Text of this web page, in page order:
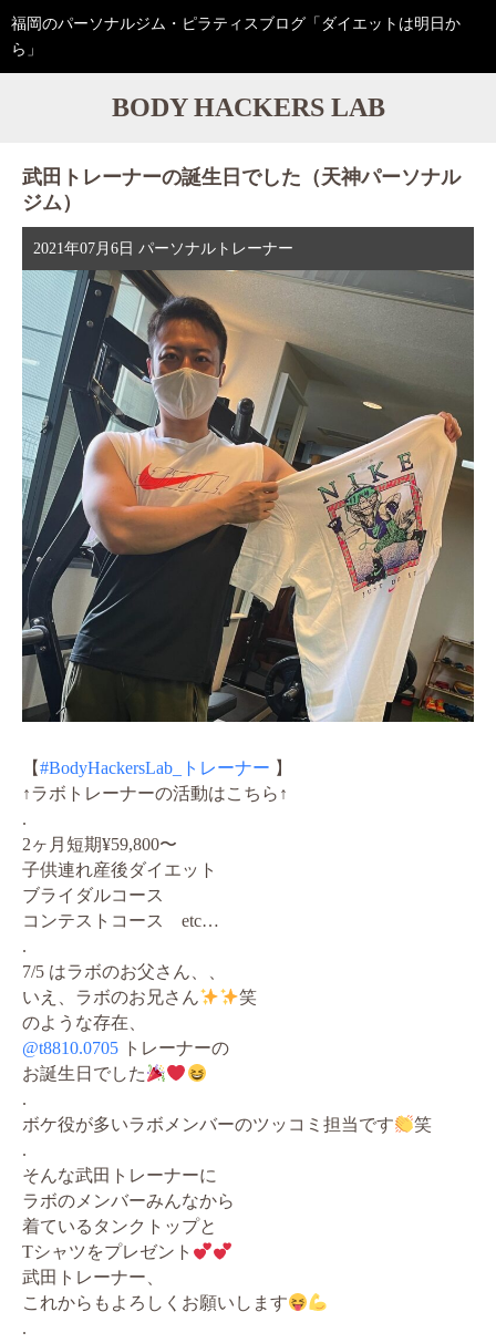
福岡のパーソナルジム・ピラティスブログ「ダイエットは明日か
ら」
BODY HACKERS LAB
武田トレーナーの誕生日でした（天神パーソナル
ジム）
2021年07月6日 パーソナルトレーナー
【#BodyHackersLab_トレーナー 】
↑ラボトレーナーの活動はこちら↑
.
2ヶ月短期¥59,800〜
子供連れ産後ダイエット
ブライダルコース
コンテストコース etc…
.
7/5 はラボのお父さん、、
いえ、ラボのお兄さん
笑
のような存在、
@t8810.0705 トレーナーの
お誕生日でした
.
ボケ役が多いラボメンバーのツッコミ担当です
笑
.
そんな武田トレーナーに
ラボのメンバーみんなから
着ているタンクトップと
Tシャツをプレゼント
武田トレーナー、
これからもよろしくお願いします
.